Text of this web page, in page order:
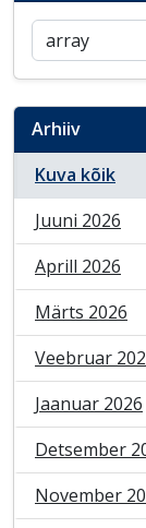
Otsi postitusi
Arhiiv
Kuva kõik
Juuni 2026
Aprill 2026
Märts 2026
Veebruar
Jaanuar 2026
Detsember
November